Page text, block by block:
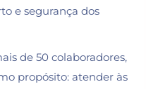
e segurança dos
de 50 colaboradores,
propósito: atender às